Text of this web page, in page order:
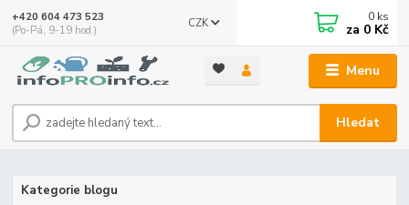
Menu
CZK
Hledat
+420 604 473 523
(Po-Pá, 9-19 hod.)
0 ks
za 0 Kč
Kategorie blogu